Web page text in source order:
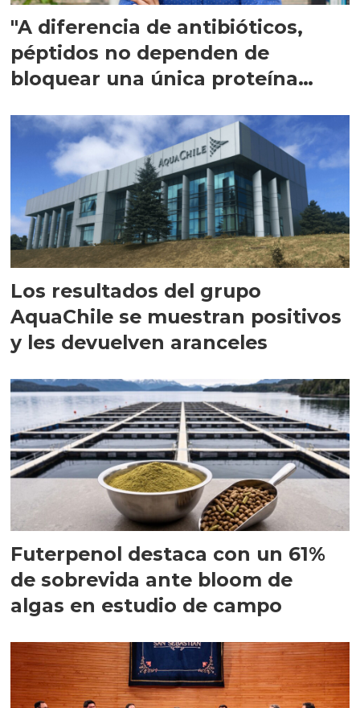
"A diferencia de antibióticos,
péptidos no dependen de
bloquear una única proteína
Los resultados del grupo
AquaChile se muestran positivos
y les devuelven aranceles
Futerpenol destaca con un 61%
de sobrevida ante bloom de
algas en estudio de campo